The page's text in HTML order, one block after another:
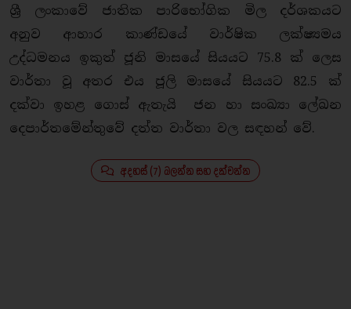
ශ්‍රී ලංකාවේ ජාතික පාරිභෝගික මිල දර්ශකයට
අනුව ආහාර කාණ්ඩයේ වාර්ෂික ලක්ෂ්‍යමය
උද්ධමනය ඉකුත් ජූනි මාසයේ සියයට 75.8 ක් ලෙස
වාර්තා වූ අතර එය ජූලි මාසයේ සියයට 82.5 ක්
දක්වා ඉහළ ගොස් ඇතැයි ජන හා සංඛ්‍යා ලේඛන
දෙපාර්තමේන්තුවේ දත්ත වාර්තා වල සඳහන් වේ.
අදහස් (7) බලන්න සහ දක්වන්න